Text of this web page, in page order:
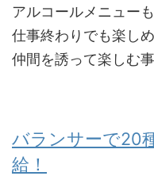
アルコールメニュー
仕事終わりでも楽し
仲間を誘って楽しむ
バランサーで20
給！